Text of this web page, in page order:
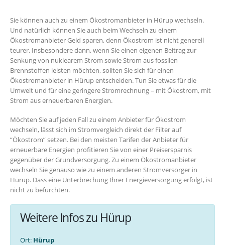
Sie können auch zu einem Ökostromanbieter in Hürup wechseln.
Und natürlich können Sie auch beim Wechseln zu einem
Ökostromanbieter Geld sparen, denn Ökostrom ist nicht generell
teurer. Insbesondere dann, wenn Sie einen eigenen Beitrag zur
Senkung von nuklearem Strom sowie Strom aus fossilen
Brennstoffen leisten möchten, sollten Sie sich für einen
Ökostromanbieter in Hürup entscheiden. Tun Sie etwas für die
Umwelt und für eine geringere Stromrechnung – mit Ökostrom, mit
Strom aus erneuerbaren Energien.
Möchten Sie auf jeden Fall zu einem Anbieter für Ökostrom
wechseln, lässt sich im Stromvergleich direkt der Filter auf
“Ökostrom” setzen. Bei den meisten Tarifen der Anbieter für
erneuerbare Energien profitieren Sie von einer Preisersparnis
gegenüber der Grundversorgung. Zu einem Ökostromanbieter
wechseln Sie genauso wie zu einem anderen Stromversorger in
Hürup. Dass eine Unterbrechung Ihrer Energieversorgung erfolgt, ist
nicht zu befürchten.
Weitere Infos zu Hürup
Ort: Hürup